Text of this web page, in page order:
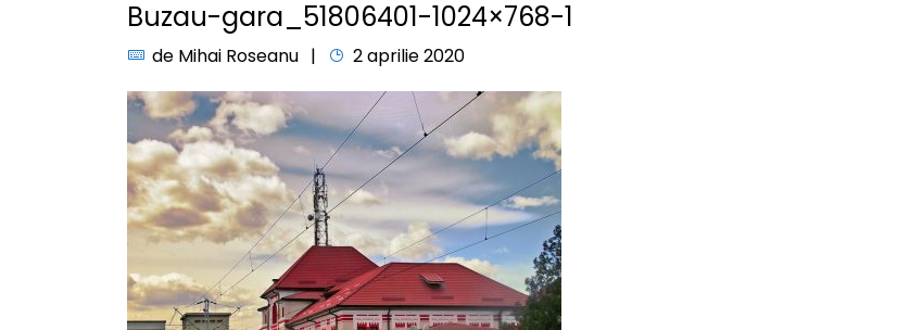
Buzau-gara_51806401-1024×768-1
de Mihai Roseanu 2 aprilie 2020